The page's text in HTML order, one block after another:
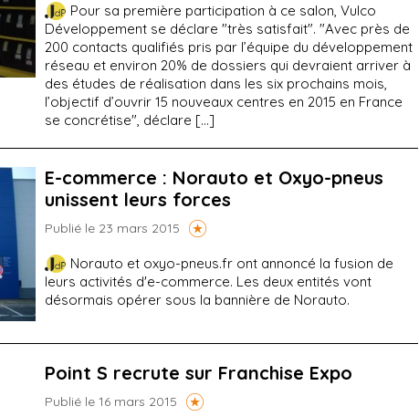
Pour sa première participation à ce salon, Vulco
Développement se déclare "très satisfait". "Avec près de
200 contacts qualifiés pris par l’équipe du développement
réseau et environ 20% de dossiers qui devraient arriver à
des études de réalisation dans les six prochains mois,
l’objectif d’ouvrir 15 nouveaux centres en 2015 en France
se concrétise", déclare […]
E-commerce : Norauto et Oxyo-pneus
unissent leurs forces
Publié le 23 mars 2015
Norauto et oxyo-pneus.fr ont annoncé la fusion de
leurs activités d'e-commerce. Les deux entités vont
désormais opérer sous la bannière de Norauto.
Point S recrute sur Franchise Expo
Publié le 16 mars 2015